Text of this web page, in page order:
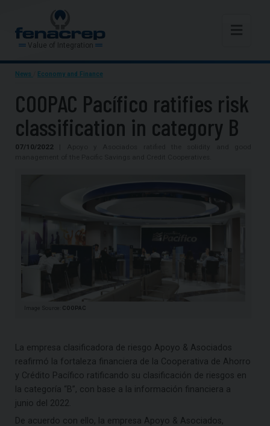
Value of Integration
News Economy and Finance
COOPAC Pacífico ratifies risk
classification in category B
07/10/2022
Image Source: COOPAC
La empresa clasificadora de riesgo Apoyo & Asociados
reafirmó la fortaleza financiera de la Cooperativa de Ahorro
y Crédito Pacífico ratificando su clasificación de riesgos en
la categoría “B”, con base a la información financiera a
junio del 2022.
De acuerdo con ello, la empresa Apoyo & Asociados,